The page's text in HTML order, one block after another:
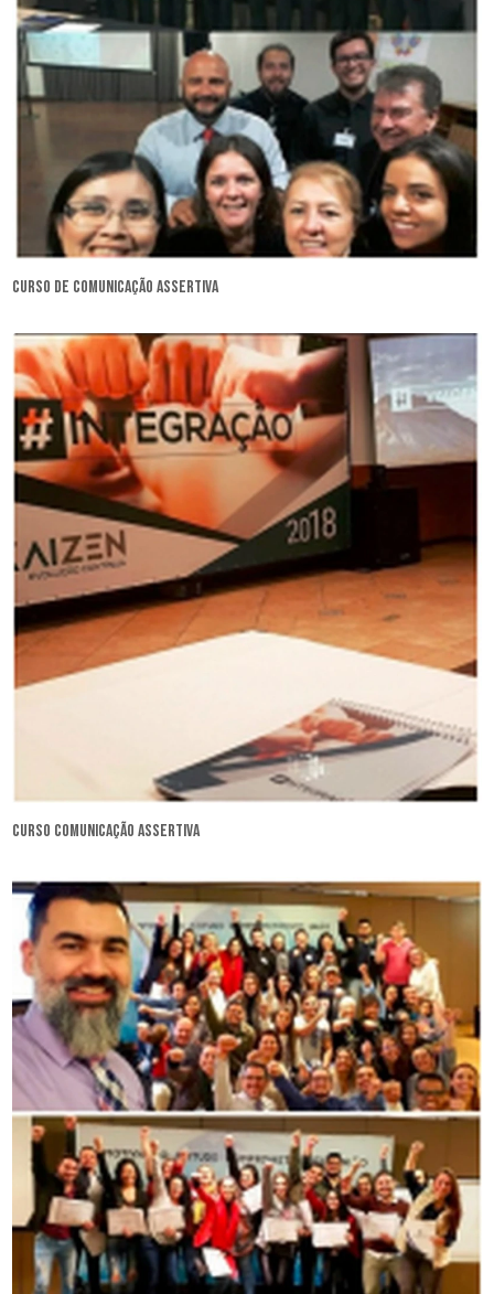
curso de comunicação assertiva
curso comunicação assertiva